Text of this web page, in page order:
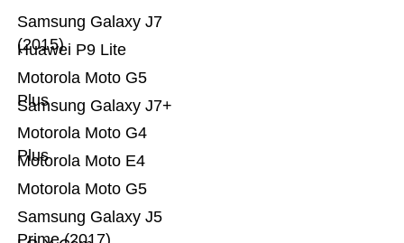
Samsung Galaxy J5
Motorola Moto G5
Motorola Moto E4
Motorola Moto G4
Plus
Samsung Galaxy J7+
Motorola Moto G5
Plus
Huawei P9 Lite
Samsung Galaxy J7
(2015)